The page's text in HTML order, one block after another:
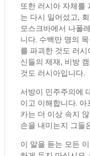
또한 러시아 자체를
는 다시 일어섰고,
모스크바에서 나폴
니다. 수백만 명의
를 파괴한 것도 러
신들의 제재, 비방
것도 러시아입니다.
서방이 민주주의에
이고 이해합니다.
카는 더 이상 속지
손을 내미는지 그들
이 말을 듣는 모든